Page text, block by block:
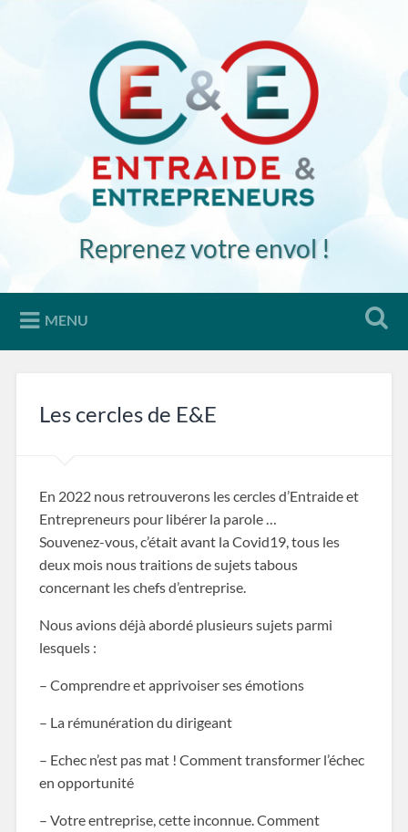
Reprenez votre envol !
MENU
Les cercles de E&E
En 2022 nous retrouverons les cercles d’Entraide et
Entrepreneurs pour libérer la parole …
Souvenez-vous, c’était avant la Covid19, tous les
deux mois nous traitions de sujets tabous
concernant les chefs d’entreprise.
Nous avions déjà abordé plusieurs sujets parmi
lesquels :
– Comprendre et apprivoiser ses émotions
– La rémunération du dirigeant
– Echec n’est pas mat ! Comment transformer l’échec
en opportunité
– Votre entreprise, cette inconnue. Comment